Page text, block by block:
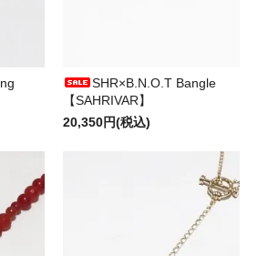
SHR×B.N.O.T Bangle
【SAHRIVAR】
20,350円(税込)